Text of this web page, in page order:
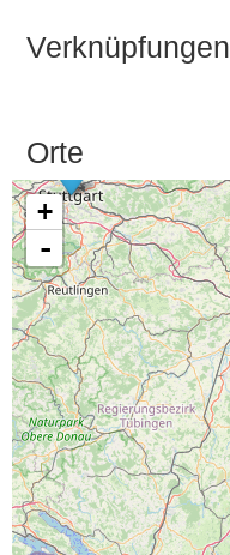
Verknüpfungen
Orte
+
-